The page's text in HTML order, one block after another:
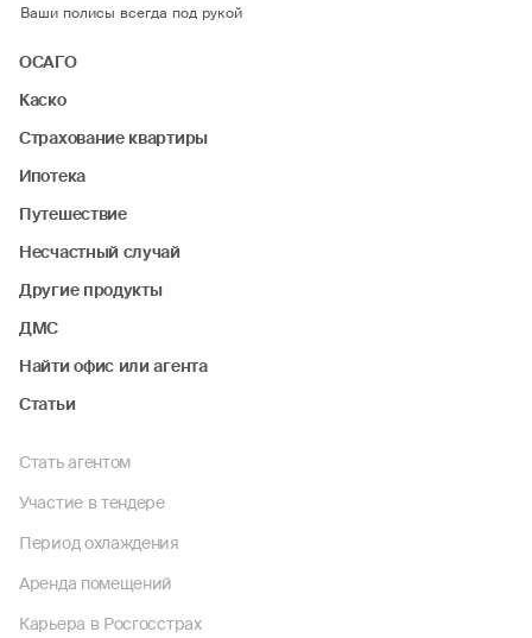
Ваши полисы всегда под рукой
ОСАГО
Каско
Страхование квартиры
Ипотека
Путешествие
Несчастный случай
Другие продукты
ДМС
Найти офис или агента
Статьи
Стать агентом
Участие в тендере
Период охлаждения
Аренда помещений
Карьера в Росгосстрах